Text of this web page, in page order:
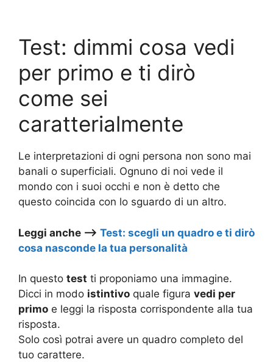
Test: dimmi cosa vedi
per primo e ti dirò
come sei
caratterialmente
Le interpretazioni di ogni persona non sono mai
banali o superficiali. Ognuno di noi vede il
mondo con i suoi occhi e non è detto che
questo coincida con lo sguardo di un altro.
Leggi anche –> Test: scegli un quadro e ti dirò
cosa nasconde la tua personalità
In questo test ti proponiamo una immagine.
Dicci in modo istintivo quale figura vedi per
primo e leggi la risposta corrispondente alla tua
risposta.
Solo così potrai avere un quadro completo del
tuo carattere.